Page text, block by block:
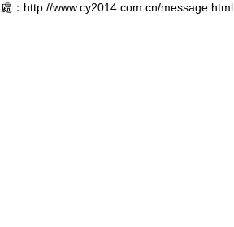
處：http://www.cy2014.com.cn/message.html